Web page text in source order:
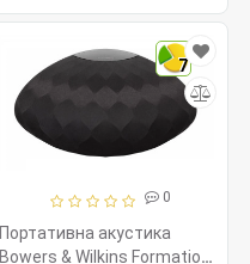
7
0
Портативна акустика
Bowers & Wilkins Formation